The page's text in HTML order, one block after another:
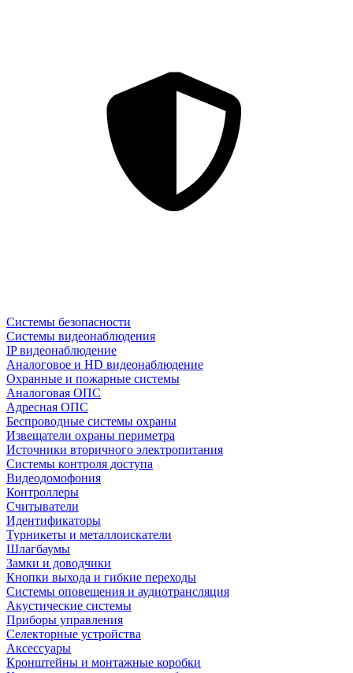
Системы безопасности
Системы видеонаблюдения
IP видеонаблюдение
Аналоговое и HD видеонаблюдение
Охранные и пожарные системы
Аналоговая ОПС
Адресная ОПС
Беспроводные системы охраны
Извещатели охраны периметра
Источники вторичного электропитания
Системы контроля доступа
Видеодомофония
Контроллеры
Считыватели
Идентификаторы
Турникеты и металлоискатели
Шлагбаумы
Замки и доводчики
Кнопки выхода и гибкие переходы
Системы оповещения и аудиотрансляция
Акустические системы
Приборы управления
Селекторные устройства
Аксессуары
Кронштейны и монтажные коробки